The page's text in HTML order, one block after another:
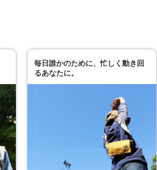
毎日誰かのために、忙しく動き回
るあなたに。